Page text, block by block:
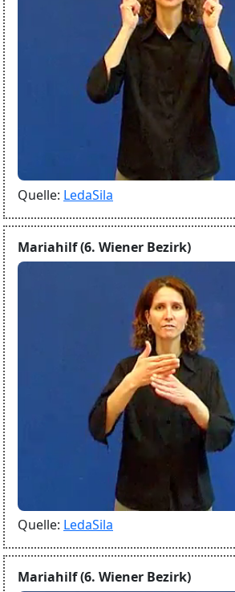
Quelle: LedaSila
Mariahilf (6. Wiener Bezirk)
Quelle: LedaSila
Mariahilf (6. Wiener Bezirk)